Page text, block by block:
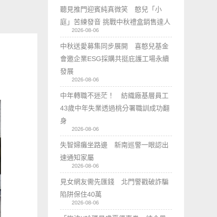
聽見推門迎賓純真微笑 憨兒「小
庭」苦練發音 挑戰中秋禮盒銷售達人
2026-08-06
中秋送愛募集同步展開 喜憨兒基金
會邀企業ESG採購共挺庇護工場永續
發展
2026-08-06
中年轉職不迷茫！ 紡織廠基層員工
43歲中年失業透過桃分署職訓成功翻
身
2026-08-06
失智婦癱坐路邊 新南巡警一眼認出
速通知家屬
2026-08-06
見女網友需先匯錢 北門警戳破詐騙
陷阱保住40萬
2026-08-06